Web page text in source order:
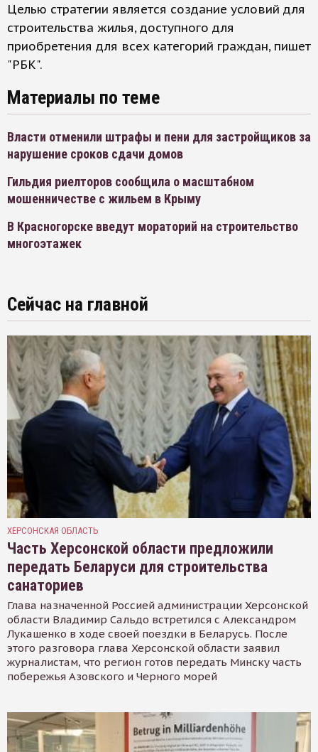
Целью стратегии является создание условий для
строительства жилья, доступного для
приобретения для всех категорий граждан, пишет
"РБК".
Материалы по теме
Власти отменили штрафы и пени для застройщиков за
нарушение сроков сдачи домов
Гильдия риелторов сообщила о масштабном
мошенничестве с жильем в Крыму
В Красногорске введут мораторий на строительство
многоэтажек
Сейчас на главной
ХЕРСОНСКАЯ ОБЛАСТЬ
Часть Херсонской области предложили
передать Беларуси для строительства
санаториев
Глава назначенной Россией администрации Херсонской
области Владимир Сальдо встретился с Александром
Лукашенко в ходе своей поездки в Беларусь. После
этого разговора глава Херсонской области заявил
журналистам, что регион готов передать Минску часть
побережья Азовского и Черного морей